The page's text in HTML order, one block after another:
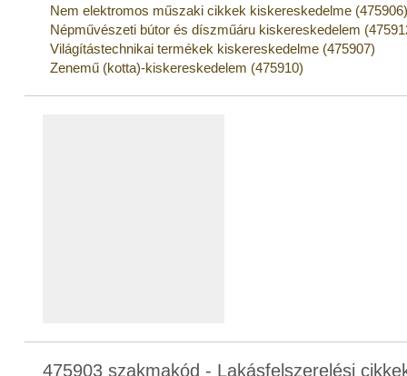
Nem elektromos műszaki cikkek kiskereskedelme
Népművészeti bútor és díszműáru kiskereskedelem
Világítástechnikai termékek kiskereskedelme (475907)
Zenemű (kotta)-kiskereskedelem (475910)
475903 szakmakód - Lakásfelszerelési